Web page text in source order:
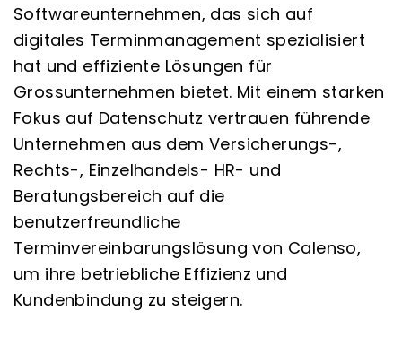
Softwareunternehmen, das sich auf
digitales Terminmanagement spezialisiert
hat und effiziente Lösungen für
Grossunternehmen bietet. Mit einem starken
Fokus auf Datenschutz vertrauen führende
Unternehmen aus dem Versicherungs-,
Rechts-, Einzelhandels- HR- und
Beratungsbereich auf die
benutzerfreundliche
Terminvereinbarungslösung von Calenso,
um ihre betriebliche Effizienz und
Kundenbindung zu steigern.